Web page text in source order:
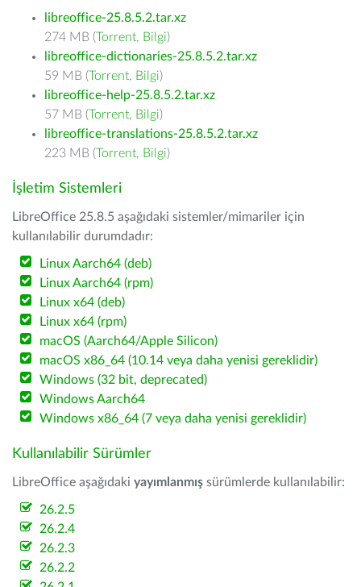
libreoffice-25.8.5.2.tar.xz
274 MB (Torrent, Bilgi)
libreoffice-dictionaries-25.8.5.2.tar.xz
59 MB (Torrent, Bilgi)
libreoffice-help-25.8.5.2.tar.xz
57 MB (Torrent, Bilgi)
libreoffice-translations-25.8.5.2.tar.xz
223 MB (Torrent, Bilgi)
İşletim Sistemleri
LibreOffice 25.8.5 aşağıdaki sistemler/mimariler için
kullanılabilir durumdadır:
Linux Aarch64 (deb)
Linux Aarch64 (rpm)
Linux x64 (deb)
Linux x64 (rpm)
macOS (Aarch64/Apple Silicon)
macOS x86_64 (10.14 veya daha yenisi gereklidir)
Windows (32 bit, deprecated)
Windows Aarch64
Windows x86_64 (7 veya daha yenisi gereklidir)
Kullanılabilir Sürümler
LibreOffice aşağıdaki yayımlanmış sürümlerde kullanılabilir:
26.2.5
26.2.4
26.2.3
26.2.2